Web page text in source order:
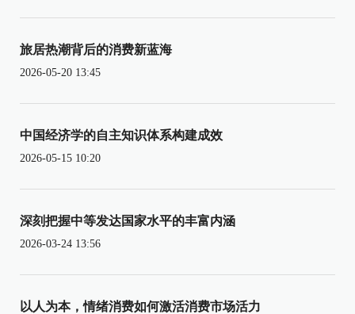
旅居热潮背后的消费新蓝海
2026-05-20 13:45
中国经济学的自主知识体系构建成效
2026-05-15 10:20
深刻把握中等发达国家水平的丰富内涵
2026-03-24 13:56
以人为本，情绪消费如何激活消费市场活力